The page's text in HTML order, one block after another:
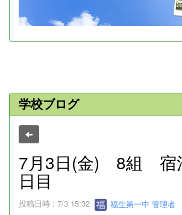
学校ブログ
7月3日(金) 8組 宿
日目
投稿日時 : 7/3 15:32 福生第一中 管理者